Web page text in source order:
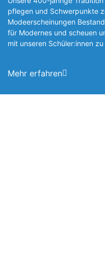
pflegen und Schwerpunkte
Modeerscheinungen
für Modernes und scheuen
mit unseren Schüler:innen
Mehr erfahren